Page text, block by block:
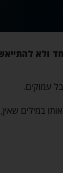
ולא
עמוקים.
במילים